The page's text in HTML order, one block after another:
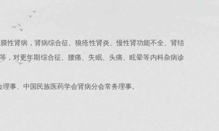
性肾病，肾病综合征、狼疮性肾炎、慢性肾功能不全、肾结
，对更年期综合征、腰痛、失眠、头痛、眩晕等内科杂病诊
事、中国民族医药学会肾病分会常务理事。